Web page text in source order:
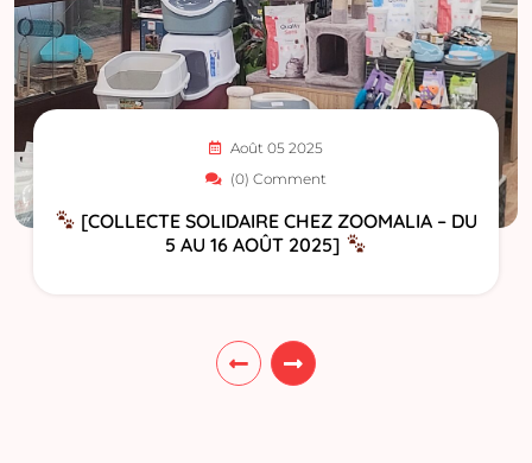
Août 05 2025
(0) Comment
[COLLECTE SOLIDAIRE CHEZ ZOOMALIA – DU
5 AU 16 AOÛT 2025]